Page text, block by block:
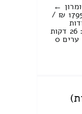
←
לארז כולל פירוק והרכבה מחיר מחירון: 1795.68 ₪ /
₪ עבודות
סבלות , טעינה ופריקה : 1100.68 ₪ / זמן : 26 דקות
4 שניות מחיר נסיעה 0.00 / זמן נסיעה בין ערים 0